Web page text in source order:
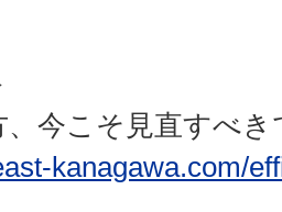
、今こそ見直すべ
kanagawa.com/